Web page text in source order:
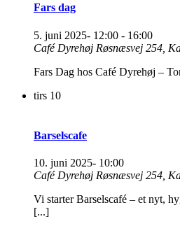
Fars dag
5. juni 2025- 12:00 - 16:00
Café Dyrehøj Røsnæsvej 254,
Fars Dag hos Café Dyrehøj –
tirs 10
Barselscafe
10. juni 2025- 10:00
Café Dyrehøj Røsnæsvej 254,
Vi starter Barselscafé – et nyt,
[...]